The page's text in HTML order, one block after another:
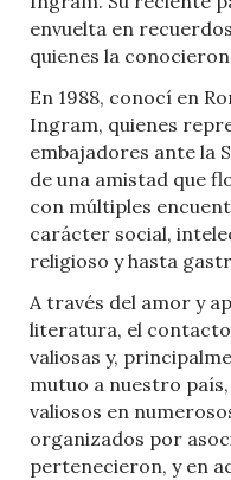
envuelta en
quienes la
En 1988, conocí en
Ingram, quienes
embajadores ante la
de una amistad que
con múltiples
carácter social,
religioso y hasta
A través del amor y
literatura, el
valiosas y,
mutuo a nuestro
valiosos en
organizados por
pertenecieron, y en